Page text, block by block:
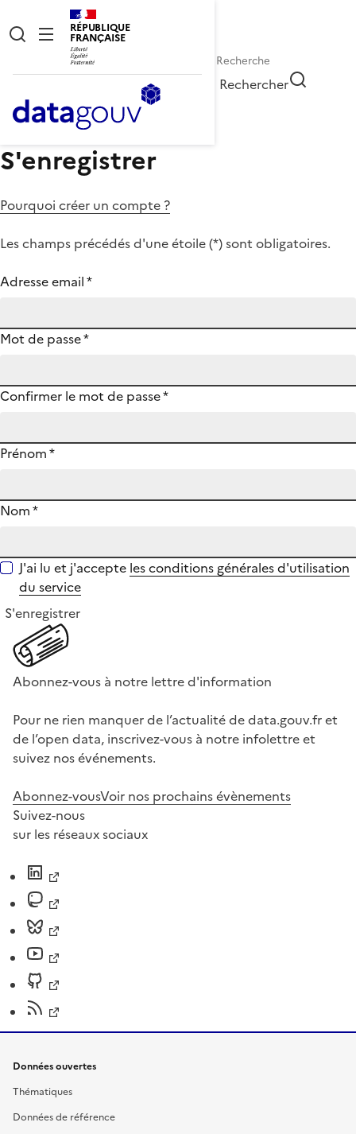
RÉPUBLIQUE
FRANÇAISE
Rechercher
S'enregistrer
Pourquoi créer un compte ?
Les champs précédés d'une étoile (*) sont obligatoires.
Adresse email*
Mot de passe*
Confirmer le mot de passe*
Prénom*
Nom*
J'ai lu et j'accepte les conditions générales d'utilisation
du service
S'enregistrer
Abonnez-vous à notre lettre d'information
Pour ne rien manquer de l’actualité de data.gouv.fr et
de l’open data, inscrivez-vous à notre infolettre et
suivez nos événements.
Abonnez-vousVoir nos prochains évènements
Suivez-nous
sur les réseaux sociaux
Données ouvertes
Thématiques
Données de référence